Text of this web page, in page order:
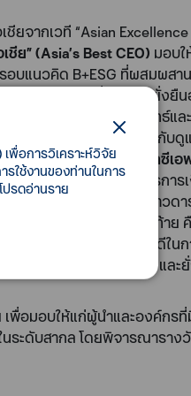
ยจากเวที “Asian Excellence
ย” (Asia’s Best CEO) มอบ
บแนวคิด B+ESG ที่ผสมผสา
อธุรกิจได้อย่างมั่นคงและยั่งยื
ยกออกจากกันได้ ทุกกลยุทธ์แล
งแวดล้อม รวมถึงการกำกับดู
างประเทศเชื่อมั่น“รางวัลซีเ
วามสำเร็จในการบริหารการ
มอบให้ นางสาวด
ละผู้ถือหุ้นสม่ำเสมอ สุดท้าย
ปร่งใสและธรรมาภิบาลที่ดีใน
อเสริมสร้างความมั่นคงและยั่
พื่อมอบให้แก่ผู้นำและองค์กร
ระดับสากล โดยพิจารณาราง
พื่อการวิเคราะห์วิจัย
ใช้งานของท่านในการ
รดอ่านราย